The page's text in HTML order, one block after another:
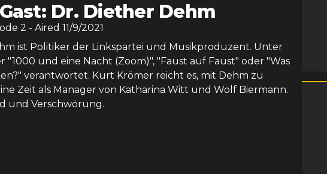
Dr. Diether Dehm
2 - Aired 11/9/2021
ist Politiker der Linkspartei und Musikproduzent. Unter
"1000 und eine Nacht (Zoom)", "Faust auf Faust" oder "Was
verantwortet. Kurt Krömer reicht es, mit Dehm zu
Zeit als Manager von Katharina Witt und Wolf Biermann.
und Verschwörung.